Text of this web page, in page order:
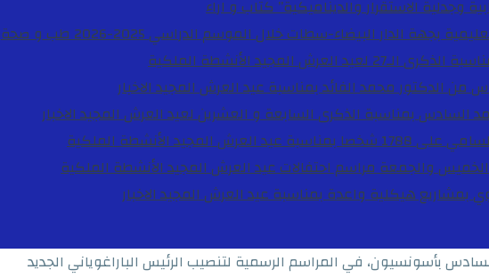
وجدلية الاستقرار والديناميكية”كتاب و اراء
طب و صحة
لعيد العرش المجيد
الأنشطة الملكية
من الدكتور محمد الفائد بمناسبة عيد العرش المجيدالاخبار
السادس بمناسبة الذكرى السابعة و العشرين لعيد العرش المجيدالاخبار
عيد العرش المجيد
الأنشطة الملكية
والجمعة مراسم احتفالات عيد العرش المجيدالأنشطة الملكية
بمشاريع هيكلية واعدة بمناسبة عيد العرش المجيدالاخبار
بأسونسيون، في المراسم الرسمية لتنصيب الرئيس الباراغوياني الجديد